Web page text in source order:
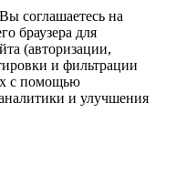
соглашаетесь на
браузера для
(авторизации,
и фильтрации
с помощью
и улучшения